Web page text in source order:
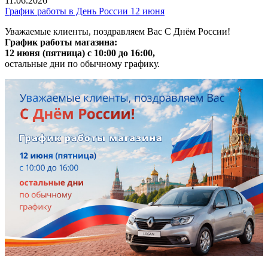
График работы в День России 12 июня
Уважаемые клиенты, поздравляем Вас С Днём России!
График работы магазина:
12 июня (пятница) с 10:00 до 16:00,
остальные дни по обычному графику.